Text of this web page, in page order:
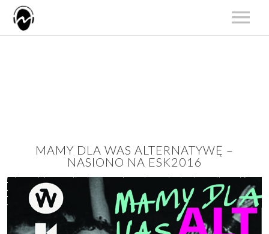
O NAS
KONTAKT
MAMY DLA WAS ALTERNATYWĘ –
NASIONO NA ESK2016